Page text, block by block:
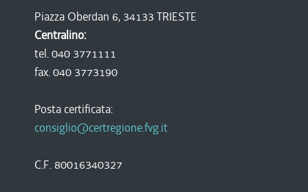
Piazza Oberdan 6, 34133 TRIESTE
Centralino:
tel. 040 3771111
fax. 040 3773190
Posta certificata:
consiglio@certregione.fvg.it
C.F. 80016340327